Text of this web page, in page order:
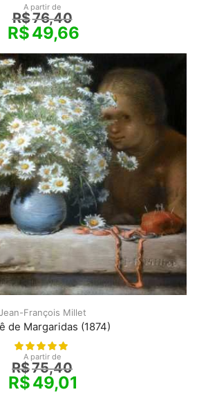
A partir de
R$76,40
R$49,66
François Millet
de Margaridas (1874)
A partir de
R$75,40
R$49,01